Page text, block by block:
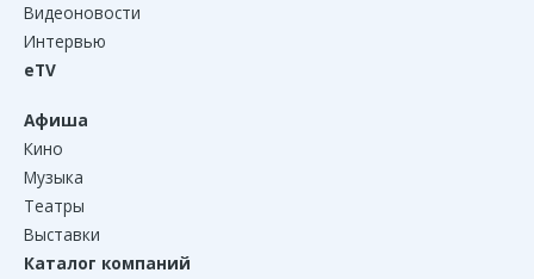
Видеоновости
Интервью
eTV
Афиша
Кино
Музыка
Театры
Выставки
Каталог компаний